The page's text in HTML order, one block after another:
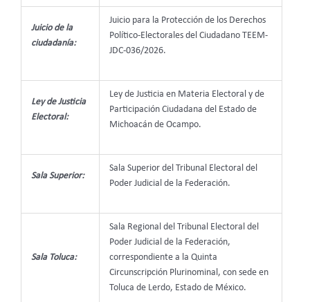
Juicio de la
ciudadanía:
Juicio para la Protección de los Derechos
Político-Electorales del Ciudadano TEEM-
JDC-036/2026.
Ley de Justicia
Electoral:
Ley de Justicia en Materia Electoral y de
Participación Ciudadana del Estado de
Michoacán de Ocampo.
Sala Superior:
Sala Superior del Tribunal Electoral del
Poder Judicial de la Federación.
Sala Toluca:
Sala Regional del Tribunal Electoral del
Poder Judicial de la Federación,
correspondiente a la Quinta
Circunscripción Plurinominal, con sede en
Toluca de Lerdo, Estado de México.